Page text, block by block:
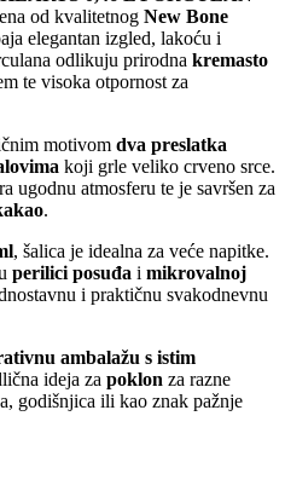
od kvalitetnog New Bone
elegantan izgled, lakoću i
odlikuju prirodna kremasto
te visoka otpornost za
motivom dva preslatka
koji grle veliko crveno srce.
ugodnu atmosferu te je savršen za
.
, šalica je idealna za veće napitke.
perilici posuđa i mikrovalnoj
i praktičnu svakodnevnu
ambalažu s istim
ideja za poklon za razne
godišnjica ili kao znak pažnje